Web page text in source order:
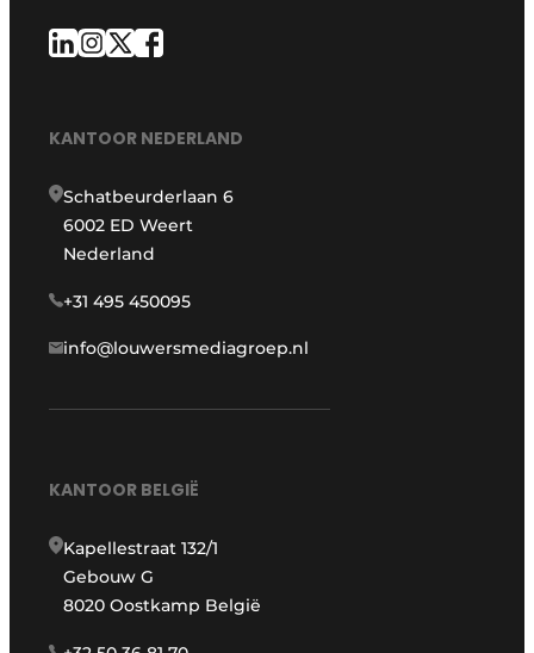
KANTOOR NEDERLAND
Schatbeurderlaan 6
6002 ED Weert
Nederland
+31 495 450095
info@louwersmediagroep.nl
KANTOOR BELGIË
Kapellestraat 132/1
Gebouw G
8020 Oostkamp België